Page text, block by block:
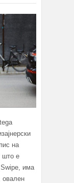
на
што е
Swipe, има
овален